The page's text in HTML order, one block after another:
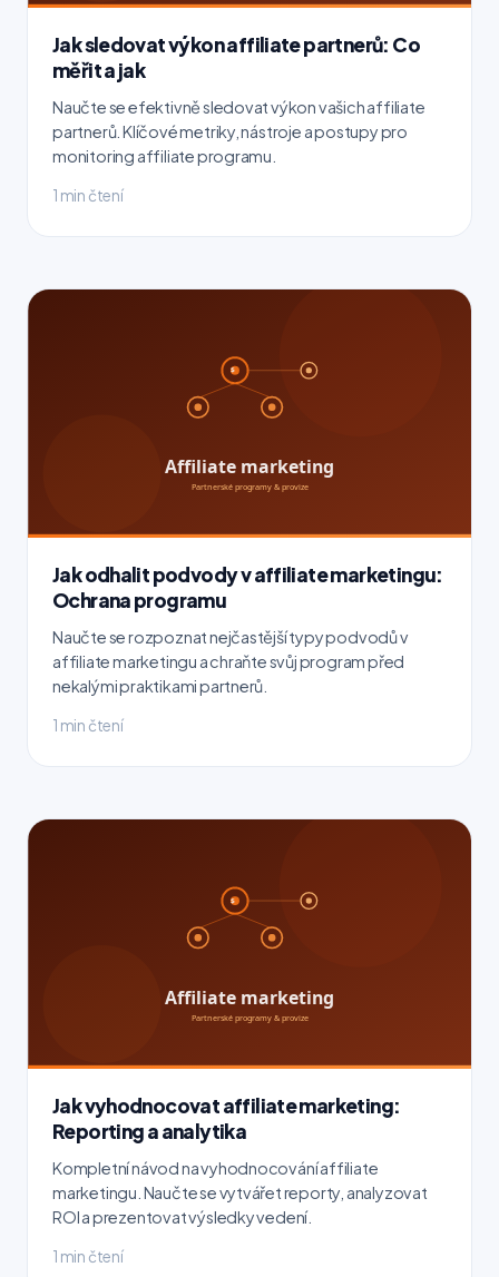
Jak sledovat výkon affiliate partnerů: Co
měřit a jak
Naučte se efektivně sledovat výkon vašich affiliate
partnerů. Klíčové metriky, nástroje a postupy pro
monitoring affiliate programu.
1 min čtení
Jak odhalit podvody v affiliate marketingu:
Ochrana programu
Naučte se rozpoznat nejčastější typy podvodů v
affiliate marketingu a chraňte svůj program před
nekalými praktikami partnerů.
1 min čtení
Jak vyhodnocovat affiliate marketing:
Reporting a analytika
Kompletní návod na vyhodnocování affiliate
marketingu. Naučte se vytvářet reporty, analyzovat
ROI a prezentovat výsledky vedení.
1 min čtení